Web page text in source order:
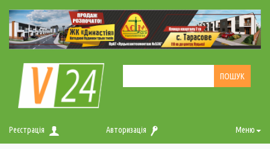
Реєстрація Авторизація Меню